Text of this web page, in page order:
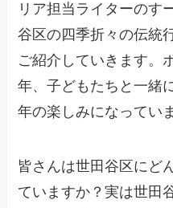
リア担当ライターのす
谷区の四季折々の伝統
ご紹介していきます。
年、子どもたちと一緒
年の楽しみになってい
皆さんは世田谷区にど
ていますか？実は世田